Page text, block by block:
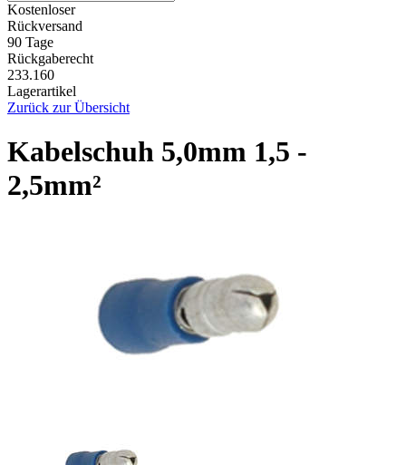
Kostenloser
Rückversand
90 Tage
Rückgaberecht
233.160
Lagerartikel
Zurück zur Übersicht
Kabelschuh 5,0mm 1,5 -
2,5mm²